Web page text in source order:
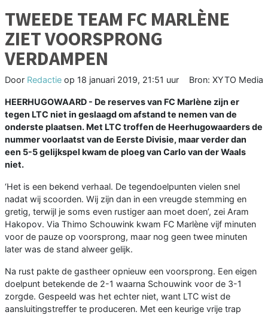
TWEEDE TEAM FC MARLÈNE
ZIET VOORSPRONG
VERDAMPEN
Door Redactie op 18 januari 2019, 21:51 uur Bron: XYTO Media
HEERHUGOWAARD - De reserves van FC Marlène zijn er
tegen LTC niet in geslaagd om afstand te nemen van de
onderste plaatsen. Met LTC troffen de Heerhugowaarders de
nummer voorlaatst van de Eerste Divisie, maar verder dan
een 5-5 gelijkspel kwam de ploeg van Carlo van der Waals
niet.
‘Het is een bekend verhaal. De tegendoelpunten vielen snel
nadat wij scoorden. Wij zijn dan in een vreugde stemming en
gretig, terwijl je soms even rustiger aan moet doen’, zei Aram
Hakopov. Via Thimo Schouwink kwam FC Marlène vijf minuten
voor de pauze op voorsprong, maar nog geen twee minuten
later was de stand alweer gelijk.
Na rust pakte de gastheer opnieuw een voorsprong. Een eigen
doelpunt betekende de 2-1 waarna Schouwink voor de 3-1
zorgde. Gespeeld was het echter niet, want LTC wist de
aansluitingstreffer te produceren. Met een keurige vrije trap